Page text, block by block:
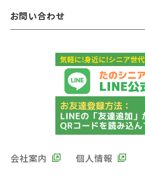
お問い合わせ
会社案内 個人情報